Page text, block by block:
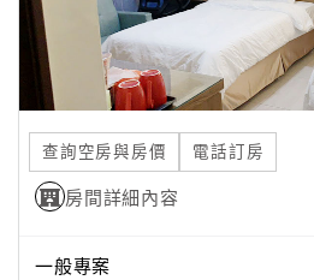
收
據
合
作
提
案
查詢空房與房價 電話訂房
房間詳細內容
一般專案